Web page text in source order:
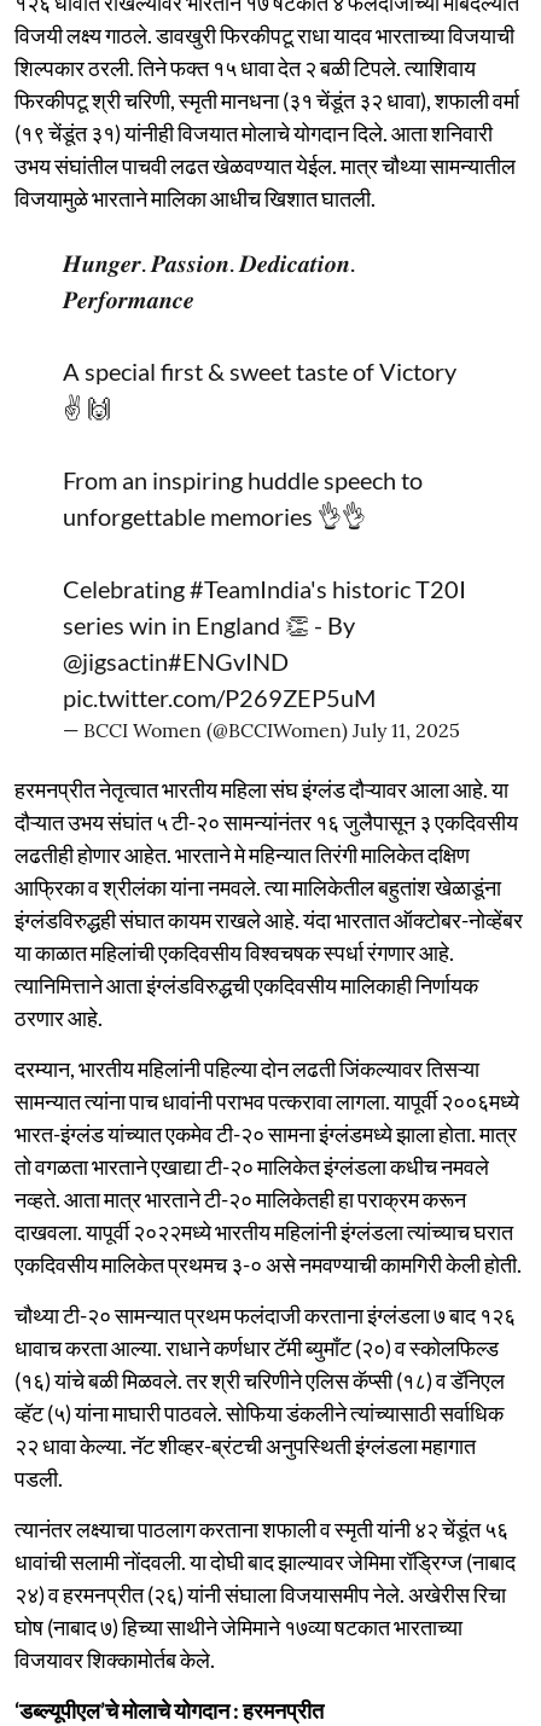
विजयी लक्ष्य गाठले. डावखुरी फिरकीपटू राधा यादव भारताच्या विजयाची
शिल्पकार ठरली. तिने फक्त १५ धावा देत २ बळी टिपले. त्याशिवाय
फिरकीपटू श्री चरिणी, स्मृती मानधना (३१ चेंडूंत ३२ धावा), शफाली वर्मा
(१९ चेंडूंत ३१) यांनीही विजयात मोलाचे योगदान दिले. आता शनिवारी
उभय संघांतील पाचवी लढत खेळवण्यात येईल. मात्र चौथ्या सामन्यातील
विजयामुळे भारताने मालिका आधीच खिशात घातली.
𝑯𝒖𝒏𝒈𝒆𝒓. 𝑷𝒂𝒔𝒔𝒊𝒐𝒏. 𝑫𝒆𝒅𝒊𝒄𝒂𝒕𝒊𝒐𝒏.
𝑷𝒆𝒓𝒇𝒐𝒓𝒎𝒂𝒏𝒄𝒆
A special first & sweet taste of Victory
✌️ 🙌
From an inspiring huddle speech to
unforgettable memories 👌👌
Celebrating#TeamIndia's historic T20I
series win in England 👏 - By
@jigsactin#ENGvIND
pic.twitter.com/P269ZEP5uM
— BCCI Women (@BCCIWomen) July 11, 2025
हरमनप्रीत नेतृत्वात भारतीय महिला संघ इंग्लंड दौऱ्यावर आला आहे. या
दौऱ्यात उभय संघांत ५ टी-२० सामन्यांनंतर १६ जुलैपासून ३ एकदिवसीय
लढतीही होणार आहेत. भारताने मे महिन्यात तिरंगी मालिकेत दक्षिण
आफ्रिका व श्रीलंका यांना नमवले. त्या मालिकेतील बहुतांश खेळाडूंना
इंग्लंडविरुद्धही संघात कायम राखले आहे. यंदा भारतात ऑक्टोबर-नोव्हेंबर
या काळात महिलांची एकदिवसीय विश्वचषक स्पर्धा रंगणार आहे.
त्यानिमित्ताने आता इंग्लंडविरुद्धची एकदिवसीय मालिकाही निर्णायक
ठरणार आहे.
दरम्यान, भारतीय महिलांनी पहिल्या दोन लढती जिंकल्यावर तिसऱ्या
सामन्यात त्यांना पाच धावांनी पराभव पत्करावा लागला. यापूर्वी २००६मध्ये
भारत-इंग्लंड यांच्यात एकमेव टी-२० सामना इंग्लंडमध्ये झाला होता. मात्र
तो वगळता भारताने एखाद्या टी-२० मालिकेत इंग्लंडला कधीच नमवले
नव्हते. आता मात्र भारताने टी-२० मालिकेतही हा पराक्रम करून
दाखवला. यापूर्वी २०२२मध्ये भारतीय महिलांनी इंग्लंडला त्यांच्याच घरात
एकदिवसीय मालिकेत प्रथमच ३-० असे नमवण्याची कामगिरी केली होती.
चौथ्या टी-२० सामन्यात प्रथम फलंदाजी करताना इंग्लंडला ७ बाद १२६
धावाच करता आल्या. राधाने कर्णधार टॅमी ब्युमाँट (२०) व स्कोलफिल्ड
(१६) यांचे बळी मिळवले. तर श्री चरिणीने एलिस कॅप्सी (१८) व डॅनिएल
व्हॅट (५) यांना माघारी पाठवले. सोफिया डंकलीने त्यांच्यासाठी सर्वाधिक
२२ धावा केल्या. नॅट शीव्हर-ब्रंटची अनुपस्थिती इंग्लंडला महागात
पडली.
त्यानंतर लक्ष्याचा पाठलाग करताना शफाली व स्मृती यांनी ४२ चेंडूंत ५६
धावांची सलामी नोंदवली. या दोघी बाद झाल्यावर जेमिमा रॉड्रिग्ज (नाबाद
२४) व हरमनप्रीत (२६) यांनी संघाला विजयासमीप नेले. अखेरीस रिचा
घोष (नाबाद ७) हिच्या साथीने जेमिमाने १७व्या षटकात भारताच्या
विजयावर शिक्कामोर्तब केले.
‘डब्ल्यूपीएल’चे मोलाचे योगदान : हरमनप्रीत